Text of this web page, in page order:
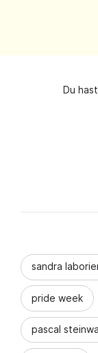
Du
sandra
pride week
pascal